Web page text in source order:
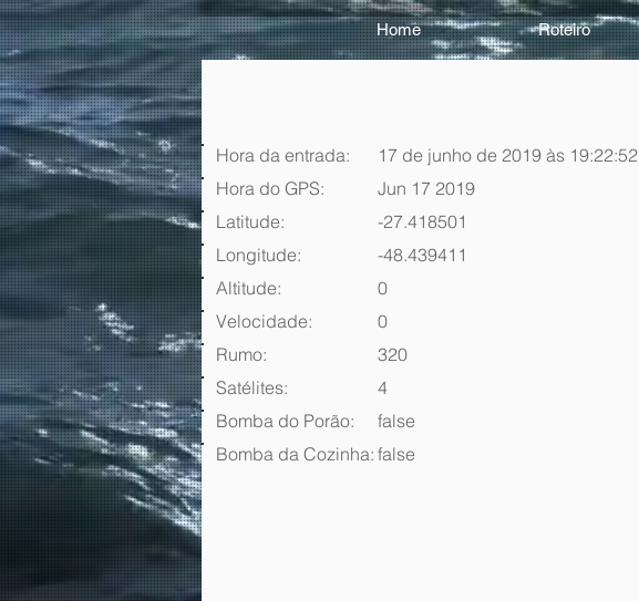
Home Roteiro
Hora da entrada:
17 de junho de 2019 às 19:22:52
Hora do GPS:
Jun 17 2019
Latitude:
-27.418501
Longitude:
-48.439411
Altitude:
0
Velocidade:
0
Rumo:
320
Satélites:
4
Bomba do Porão:
false
Bomba da Cozinha: false